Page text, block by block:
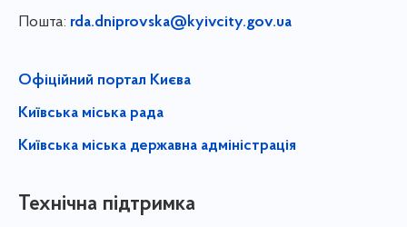
Пошта: rda.dniprovska@kyivcity.gov.ua
Офіційний портал Києва
Київська міська рада
Київська міська державна адміністрація
Технічна підтримка